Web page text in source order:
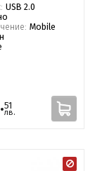
USB 2.0
Mobile
51
лв.